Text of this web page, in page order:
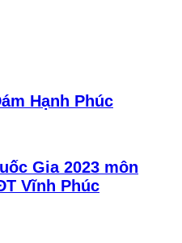
Hạnh Phúc
Gia 2023 môn
Vĩnh Phúc